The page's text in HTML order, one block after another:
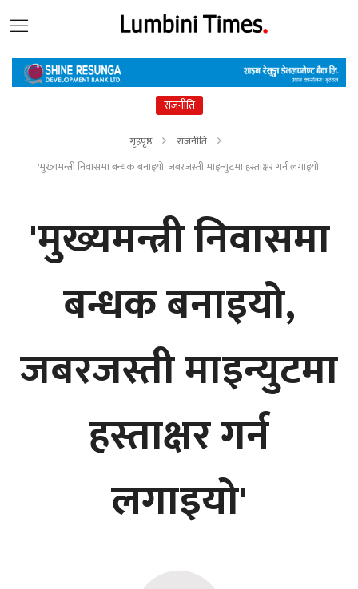
राजनीति
गृहपृष्ठ
राजनीति
'मुख्यमन्त्री निवासमा बन्धक बनाइयो, जबरजस्ती माइन्युटमा हस्ताक्षर गर्न लगाइयो'
'मुख्यमन्त्री निवासमा
बन्धक बनाइयो,
जबरजस्ती माइन्युटमा
हस्ताक्षर गर्न
लगाइयो'